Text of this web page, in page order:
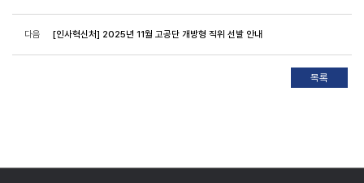
다음 [인사혁신처] 2025년 11월 고공단 개방형 직위 선발 안내